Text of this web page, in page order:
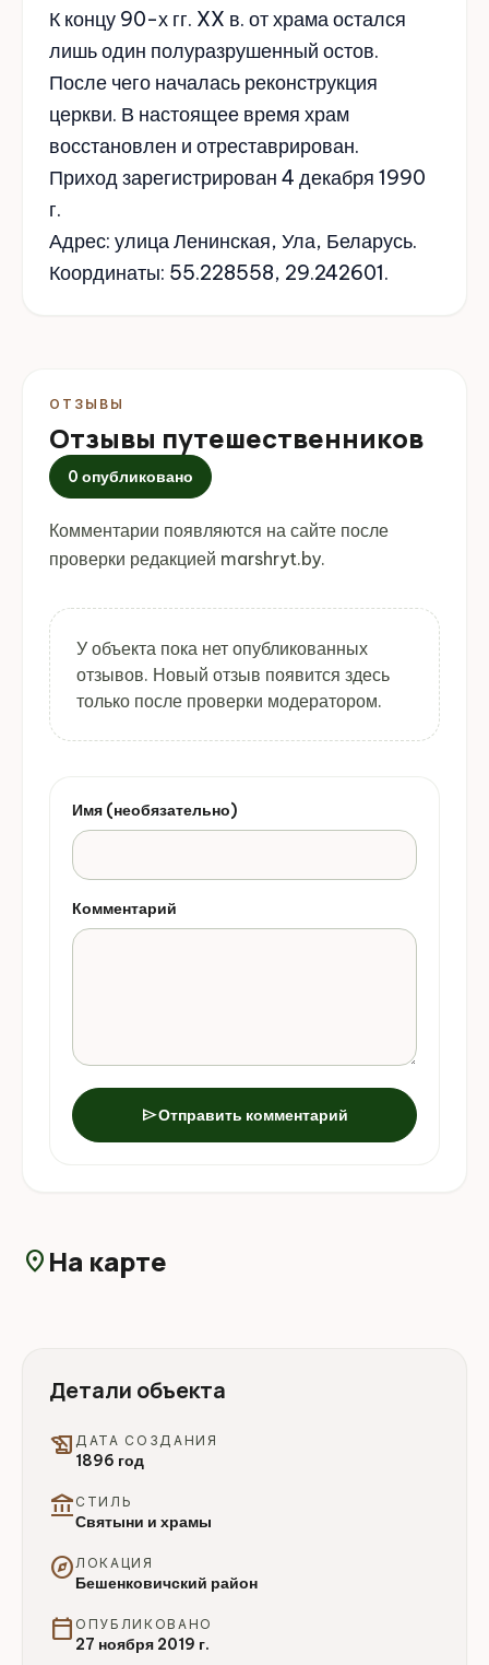
К концу 90-х гг. XX в. от храма остался
лишь один полуразрушенный остов.
После чего началась реконструкция
церкви. В настоящее время храм
восстановлен и отреставрирован.
Приход зарегистрирован 4 декабря 1990
г.
Адрес: улица Ленинская, Ула, Беларусь.
Координаты: 55.228558, 29.242601.
ОТЗЫВЫ
Отзывы путешественников
0 опубликовано
Комментарии появляются на сайте после
проверки редакцией marshryt.by.
У объекта пока нет опубликованных
отзывов. Новый отзыв появится здесь
только после проверки модератором.
Имя (необязательно)
Комментарий
sendОтправить комментарий
location_on На карте
Детали объекта
history_edu ДАТА СОЗДАНИЯ
1896 год
account_balance СТИЛЬ
Святыни и храмы
exploreЛОКАЦИЯ
Бешенковичский район
calendar_today ОПУБЛИКОВАНО
27 ноября 2019 г.